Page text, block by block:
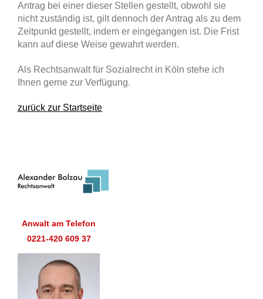
Antrag bei einer dieser Stellen gestellt, obwohl sie
nicht zuständig ist, gilt dennoch der Antrag als zu dem
Zeitpunkt gestellt, indem er eingegangen ist. Die Frist
kann auf diese Weise gewahrt werden.
Als Rechtsanwalt für Sozialrecht in Köln stehe ich
Ihnen gerne zur Verfügung.
zurück zur Startseite
Anwalt am Telefon
0221-420 609 37